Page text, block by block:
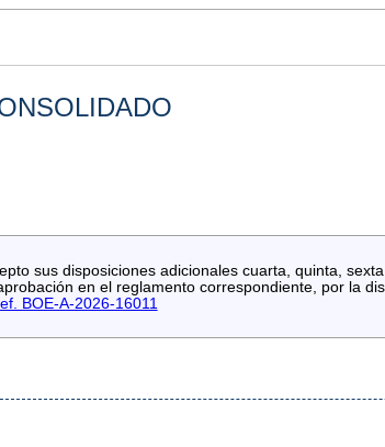
sus disposiciones adicionales cuarta, quinta,
en el reglamento correspondiente, por la
BOE-A-2026-16011